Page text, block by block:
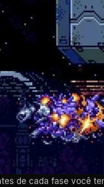
de cada fase você